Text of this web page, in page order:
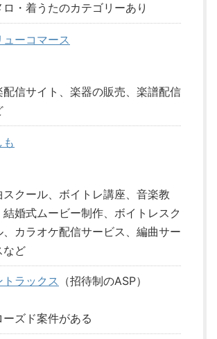
ロ・着うたのカテゴリーあり
ューコマース
配信サイト、楽器の販売、楽譜配信
も
スクール、ボイトレ講座、音楽教
結婚式ムービー制作、ボイトレスク
、カラオケ配信サービス、編曲サー
など
トラックス （招待制のASP）
ーズド案件がある